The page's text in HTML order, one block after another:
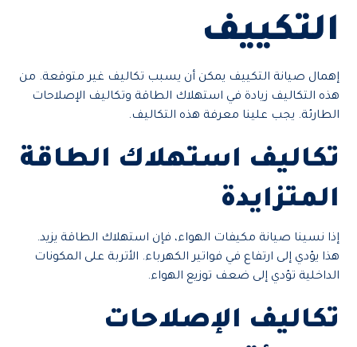
التكييف
إهمال صيانة التكييف يمكن أن يسبب تكاليف غير متوقعة. من
هذه التكاليف زيادة في استهلاك الطاقة وتكاليف الإصلاحات
الطارئة. يجب علينا معرفة هذه التكاليف.
تكاليف استهلاك الطاقة
المتزايدة
إذا نسينا صيانة مكيفات الهواء، فإن استهلاك الطاقة يزيد.
هذا يؤدي إلى ارتفاع في فواتير الكهرباء. الأتربة على المكونات
الداخلية تؤدي إلى ضعف توزيع الهواء.
تكاليف الإصلاحات